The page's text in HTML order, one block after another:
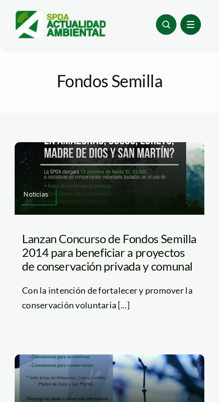
content
Fondos Semilla
Noticias
Lanzan Concurso de Fondos Semilla
2014 para beneficiar a proyectos
de conservación privada y comunal
Con la intención de fortalecer y promover la
conservación voluntaria [...]